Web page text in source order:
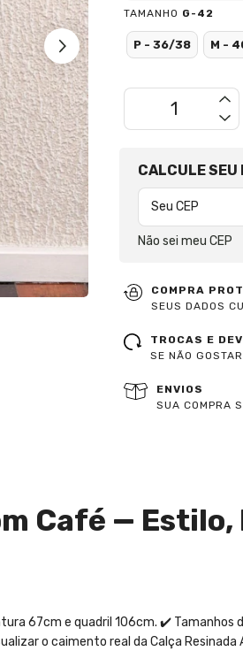
TAMANHO G-42
P - 36/38 M -
OPÇÕES DE
CALCULE SEU
Não sei meu CEP
COMPRA
SEUS DADOS
TROCAS E
SE NÃO
ENVIOS
SUA COMPRA
Café —
67cm e quadril 106cm. ✔️
o caimento real da Calça Resinada